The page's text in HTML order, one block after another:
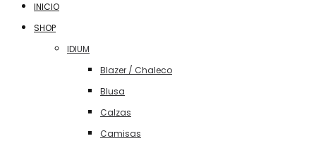
INICIO
SHOP
IDIUM
Blazer / Chaleco
Blusa
Calzas
Camisas